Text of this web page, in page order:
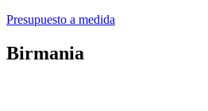
Presupuesto a medida
Birmania